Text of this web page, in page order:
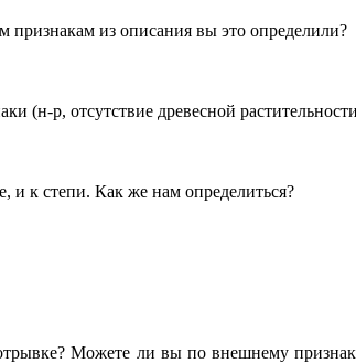
из описания вы это определили?
(н-р, отсутствие древесной
и к степи. Как же нам определиться?
Можете ли вы по внешнему